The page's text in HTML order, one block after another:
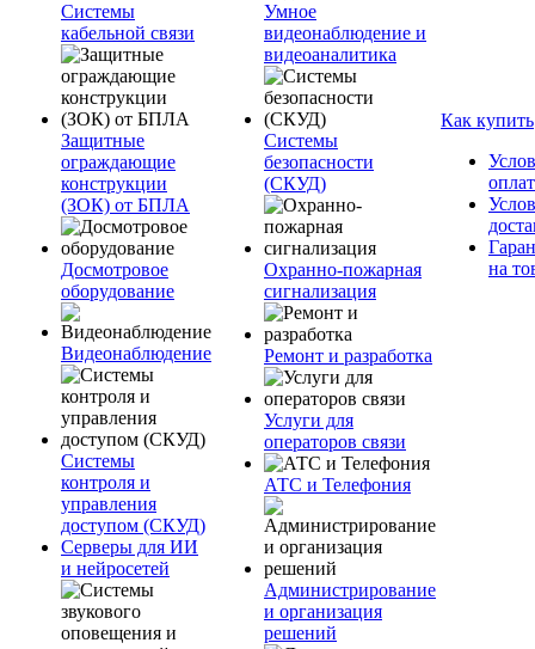
Системы
кабельной связи
Защитные
ограждающие
конструкции
(ЗОК) от БПЛА
Досмотровое
оборудование
Видеонаблюдение
Системы
контроля и
управления
доступом (СКУД)
Серверы для ИИ
и нейросетей
Умное
видеонаблюдение и
видеоаналитика
Системы
безопасности
(СКУД)
Охранно-пожарная
сигнализация
Ремонт и разработка
Услуги для
операторов связи
АТС и Телефония
Администрирование
и организация
решений
Как купить
на